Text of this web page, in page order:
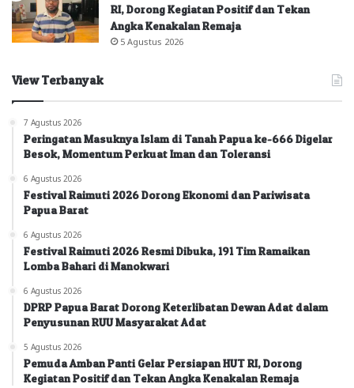
RI, Dorong Kegiatan Positif dan Tekan
Angka Kenakalan Remaja
5 Agustus 2026
View Terbanyak
7 Agustus 2026
Peringatan Masuknya Islam di Tanah Papua ke-666 Digelar
Besok, Momentum Perkuat Iman dan Toleransi
6 Agustus 2026
Festival Raimuti 2026 Dorong Ekonomi dan Pariwisata
Papua Barat
6 Agustus 2026
Festival Raimuti 2026 Resmi Dibuka, 191 Tim Ramaikan
Lomba Bahari di Manokwari
6 Agustus 2026
DPRP Papua Barat Dorong Keterlibatan Dewan Adat dalam
Penyusunan RUU Masyarakat Adat
5 Agustus 2026
Pemuda Amban Panti Gelar Persiapan HUT RI, Dorong
Kegiatan Positif dan Tekan Angka Kenakalan Remaja